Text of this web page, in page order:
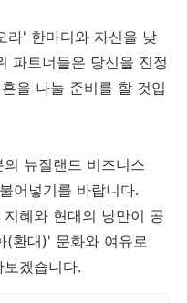
라' 한마디와 자신을 낮
파트너들은 당신을 진정
을 나눌 준비를 할 것입
뉴질랜드 비즈니스
어넣기를 바랍니다.
혜와 현대의 낭만이 공
(환대)' 문화와 여유로
겠습니다.